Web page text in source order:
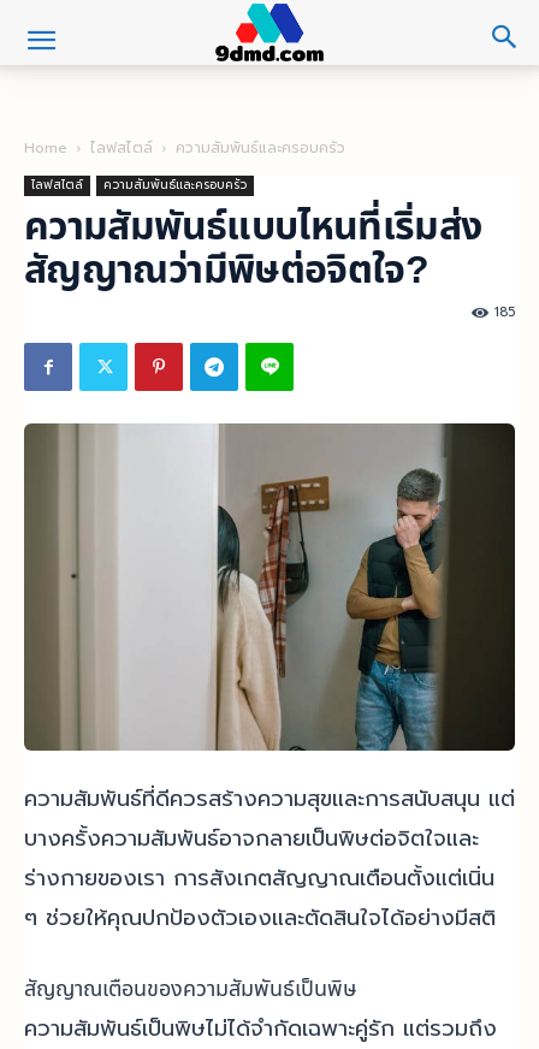
Home ไลฟสไตล์ ความสัมพันธ์และครอบครัว
ไลฟสไตล์ ความสัมพันธ์และครอบครัว
ความสัมพันธ์แบบไหนที่เริ่มส่ง
สัญญาณว่ามีพิษต่อจิตใจ?
185
ความสัมพันธ์ที่ดีควรสร้างความสุขและการสนับสนุน แต่
บางครั้งความสัมพันธ์อาจกลายเป็นพิษต่อจิตใจและ
ร่างกายของเรา การสังเกตสัญญาณเตือนตั้งแต่เนิ่น
ๆ ช่วยให้คุณปกป้องตัวเองและตัดสินใจได้อย่างมีสติ
สัญญาณเตือนของความสัมพันธ์เป็นพิษ
ความสัมพันธ์เป็นพิษไม่ได้จำกัดเฉพาะคู่รัก แต่รวมถึง